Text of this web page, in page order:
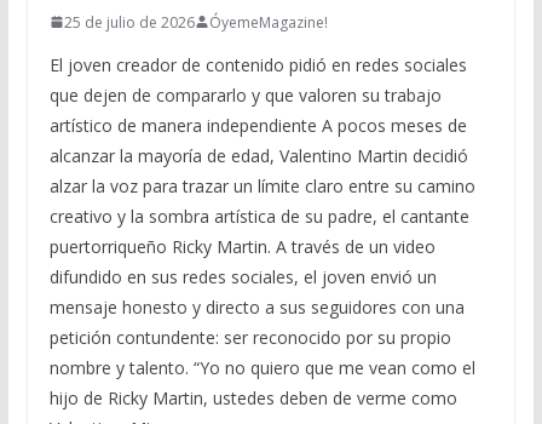
25 de julio de 2026 ÓyemeMagazine!
El joven creador de contenido pidió en redes sociales
que dejen de compararlo y que valoren su trabajo
artístico de manera independiente A pocos meses de
alcanzar la mayoría de edad, Valentino Martin decidió
alzar la voz para trazar un límite claro entre su camino
creativo y la sombra artística de su padre, el cantante
puertorriqueño Ricky Martin. A través de un video
difundido en sus redes sociales, el joven envió un
mensaje honesto y directo a sus seguidores con una
petición contundente: ser reconocido por su propio
nombre y talento. “Yo no quiero que me vean como el
hijo de Ricky Martin, ustedes deben de verme como